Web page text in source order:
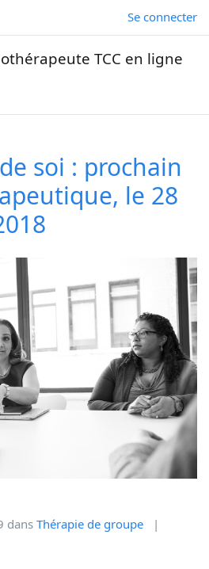
Se connecter
TCC en ligne
soi : prochain
le 28
dans Thérapie de groupe
|